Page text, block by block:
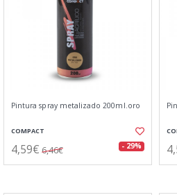
Pintura spray metalizado 200ml.oro
COMPACT
4,59€ 6,46€ - 29%